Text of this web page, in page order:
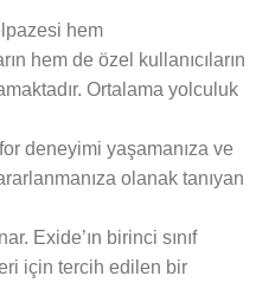
hem
hem de özel kullanıcıların
Ortalama yolculuk
deneyimi yaşamanıza ve
olanak tanıyan
Exide’ın birinci sınıf
için tercih edilen bir